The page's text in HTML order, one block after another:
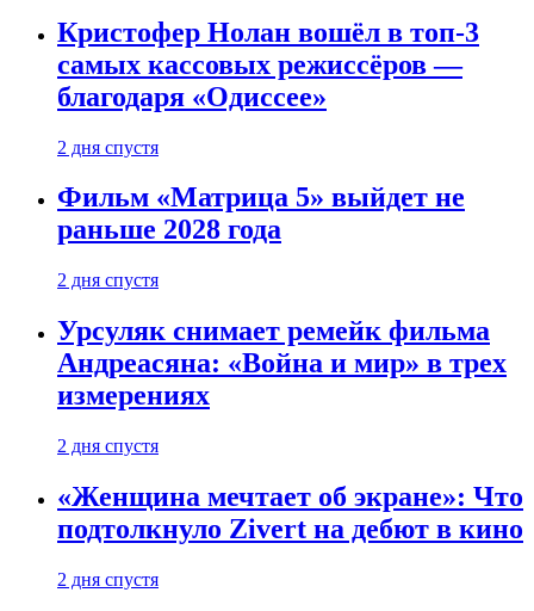
Кристофер Нолан вошёл в топ-3
самых кассовых режиссёров —
благодаря «Одиссее»
2 дня спустя
Фильм «Матрица 5» выйдет не
раньше 2028 года
2 дня спустя
Урсуляк снимает ремейк фильма
Андреасяна: «Война и мир» в трех
измерениях
2 дня спустя
«Женщина мечтает об экране»: Что
подтолкнуло Zivert на дебют в кино
2 дня спустя